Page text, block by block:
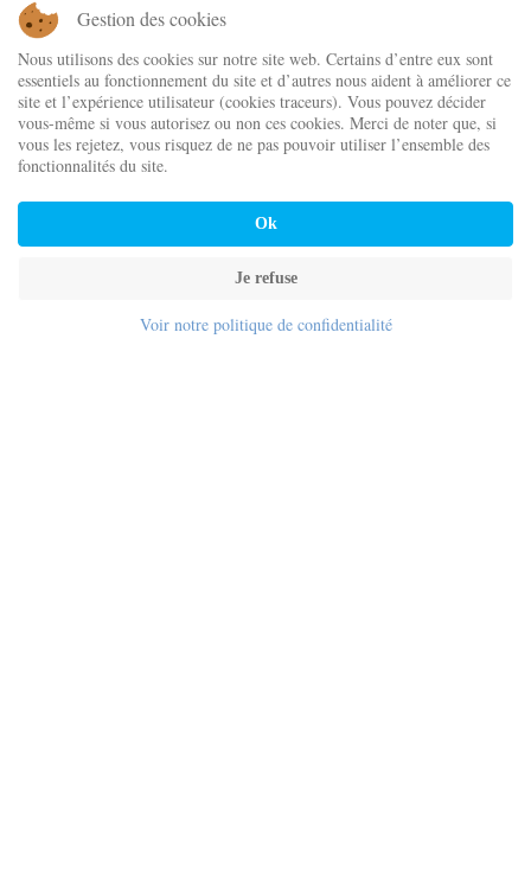
Retour aux livres de Cordes de lune Éditions
Gestion des cookies
Nous utilisons des cookies sur notre site web. Certains d’entre eux sont
essentiels au fonctionnement du site et d’autres nous aident à améliorer ce
site et l’expérience utilisateur (cookies traceurs). Vous pouvez décider
vous-même si vous autorisez ou non ces cookies. Merci de noter que, si
vous les rejetez, vous risquez de ne pas pouvoir utiliser l’ensemble des
fonctionnalités du site.
Ok
Je refuse
Voir notre politique de confidentialité